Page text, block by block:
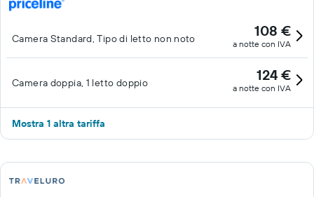
Camera Standard, Tipo di letto non noto 108 €
a notte con IVA
Camera doppia, 1 letto doppio 124 €
a notte con IVA
Mostra 1 altra tariffa